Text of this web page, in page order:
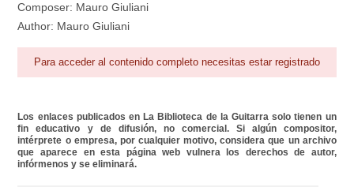
Composer: Mauro Giuliani
Author: Mauro Giuliani
Para acceder al contenido completo necesitas estar registrado
Los enlaces publicados en La Biblioteca de la Guitarra solo tienen un
fin educativo y de difusión, no comercial. Si algún compositor,
intérprete o empresa, por cualquier motivo, considera que un archivo
que aparece en esta página web vulnera los derechos de autor,
infórmenos y se eliminará.